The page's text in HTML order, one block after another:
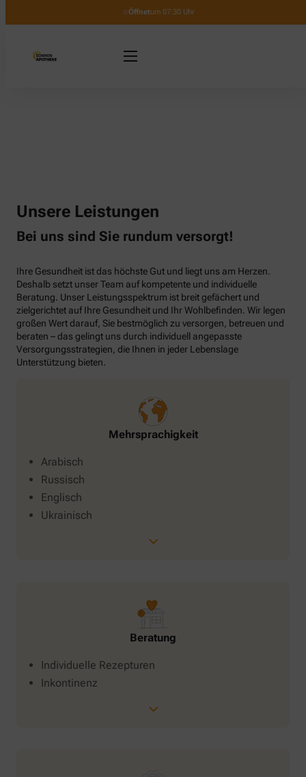
Öffnetum 07:30 Uhr
Unsere Leistungen
Bei uns sind Sie rundum versorgt!
Ihre Gesundheit ist das höchste Gut und liegt uns am Herzen.
Deshalb setzt unser Team auf kompetente und individuelle
Beratung. Unser Leistungsspektrum ist breit gefächert und
zielgerichtet auf Ihre Gesundheit und Ihr Wohlbefinden. Wir legen
großen Wert darauf, Sie bestmöglich zu versorgen, betreuen und
beraten – das gelingt uns durch individuell angepasste
Versorgungsstrategien, die Ihnen in jeder Lebenslage
Unterstützung bieten.
Mehrsprachigkeit
Arabisch
Russisch
Englisch
Ukrainisch
Beratung
Individuelle Rezepturen
Inkontinenz